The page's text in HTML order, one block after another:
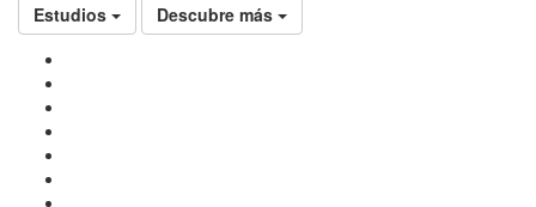
Estudios
Descubre más